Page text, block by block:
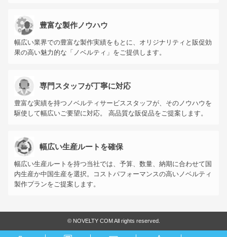
豊富な製作ノウハウ
幅広い業界での豊富な製作実績をもとに、オリジナリティと販促効
果の高い魅力的な「ノベルティ」をご提供します。
専門スタッフが丁寧に対応
豊富な実績を持つノベルティサービススタッフが、そのノウハウを
駆使して幅広いご要望に対応。 高品質な販促品をご提案します。
幅広い生産ルートを確保
幅広い生産ルートを持つ当社では、予算、数量、納期に合わせて国
内生産か中国生産を選択。コストパフォーマンスの高いノベルティ
製作プランをご提案します。
© NOVELTY COM All rights reserved.